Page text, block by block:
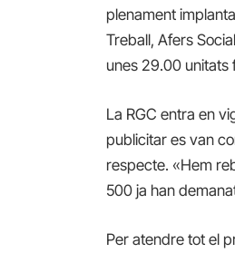
plenament
Treball, Afers
unes 29.00 unitats
La RGC entra en
publicitar es van
respecte. «Hem
500 ja han
Per atendre tot el